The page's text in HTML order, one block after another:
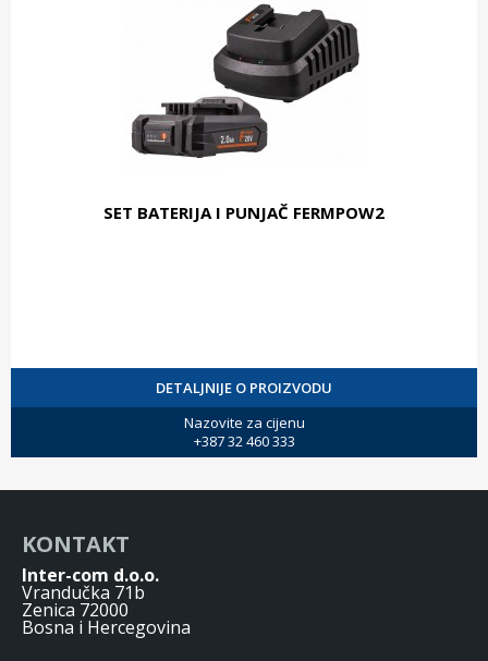
SET BATERIJA I PUNJAČ FERMPOW2
DETALJNIJE O PROIZVODU
Nazovite za cijenu
+387 32 460 333
KONTAKT
Inter-com d.o.o.
Vrandučka 71b
Zenica 72000
Bosna i Hercegovina